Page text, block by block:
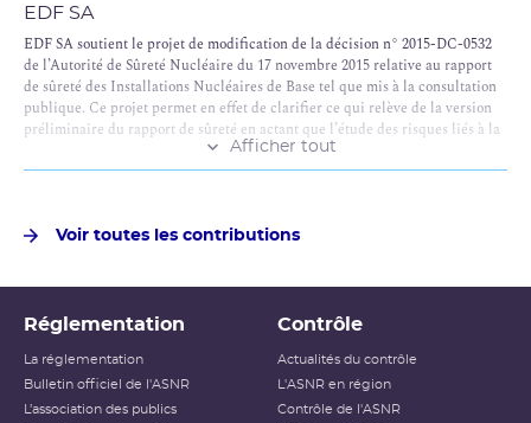
EDF SA
EDF SA soutient le projet de modification de la décision n° 2015-DC-0532
de l’Autorité de Sûreté Nucléaire du 17 novembre 2015 relative au rapport
de sûreté des Installations Nucléaires de Base tel que mis à la consultation
publique. Ce projet permet en effet de clarifier ce qui relève de la version
préliminaire du rapport de sûreté en actant que l’étude des risques liés à la
construction de l’INB, mais qui ne sont pas présentés par l’INB elle-même,
ne relève pas de la version préliminaire du rapport de sûreté.
section.
b) d’ajouter dans les visas l’article R 593-16 et l’article R 593-18 du code de
l’environnement qui fixe le contenu de la version préliminaire du rapport
de sûreté, objet de la section.
Afficher tout
Voir toutes les contributions
Réglementation
La réglementation
Bulletin officiel de l'ASNR
L’association des publics
Contrôle
Actualités du contrôle
L'ASNR en région
Contrôle de l'ASNR